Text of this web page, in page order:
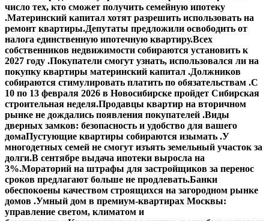
число тех, кто сможет получить семейную ипотеку
.Материнский капитал хотят разрешить использовать на
ремонт квартиры.Депутаты предложили освободить от
налога единственную ипотечную квартиру.Всех
собственников недвижимости собираются установить к
2027 году .Покупатели смогут узнать, использовался ли на
покупку квартиры материнский капитал .Должников
собираются стимулировать платить по обязательствам .С
10 по 13 февраля 2026 в Новосибирске пройдет Сибирская
строительная неделя.Продавцы квартир на вторичном
рынке не дождались появления покупателей .Виды
дверных замков: безопасность и удобство для вашего
домаПустующие квартиры собираются изымать .У
многодетных семей не смогут изъять земельный участок за
долги.В сентябре выдача ипотеки выросла на
3%.Мораторий на штрафы для застройщиков за перенос
сроков предлагают больше не продлевать.Банки
обеспокоены качеством строящихся на загородном рынке
домов .Умный дом в премиум-квартирах Москвы:
управление светом, климатом и